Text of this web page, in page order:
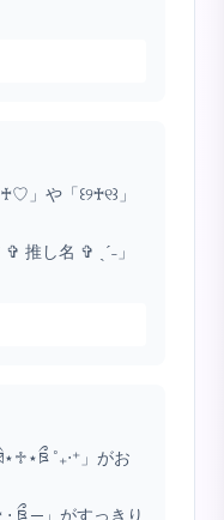
や「꒰୨♰୧꒱」
推し名 ✞ ˎˊ˗」
˚₊‧⁺」がお
ཋྀ ─」がすっきり